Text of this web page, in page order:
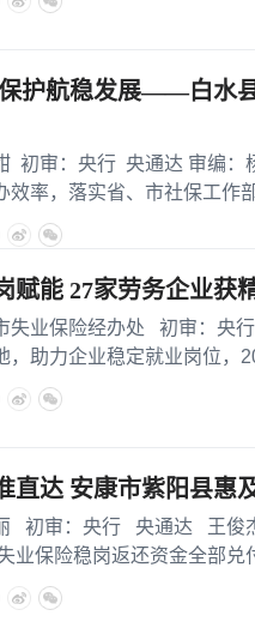
护航稳发展——白水
审：央行 央通达 审编
效率，落实省、市社保工作
赋能 27家劳务企业获
业保险经办处 初审：央
，助力企业稳定就业岗位，
直达 安康市紫阳县惠
审：央行 央通达 王俊
业保险稳岗返还资金全部兑